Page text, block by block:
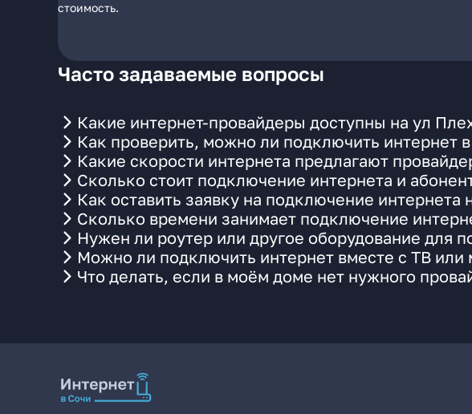
стоимость.
Часто задаваемые вопросы
Какие интернет-провайдеры доступны на ул
Как проверить, можно ли подключить интернет
Какие скорости интернета предлагают
Сколько стоит подключение интернета и
Как оставить заявку на подключение интернета
Сколько времени занимает подключение
Нужен ли роутер или другое оборудование для
Можно ли подключить интернет вместе с ТВ
Что делать, если в моём доме нет нужного